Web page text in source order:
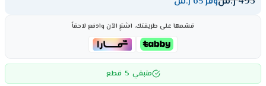
قسّمها على طريقتك، اشترِ الآن وادفع لاحقاً
متبقي 5 قطع